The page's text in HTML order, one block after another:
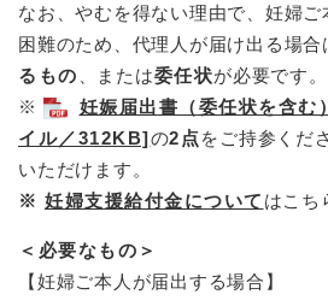
なお、やむを得ない理由で、妊婦
困難のため、代理人が届け出る場合
るもの 、または委任状が必要です。
※
妊娠届出書（委任状を含む
イル／312KB]の2点をご持参くだ
いただけます。
※ 妊婦支援給付金について はこち
＜必要なもの＞
【妊婦ご本人が届出する場合】